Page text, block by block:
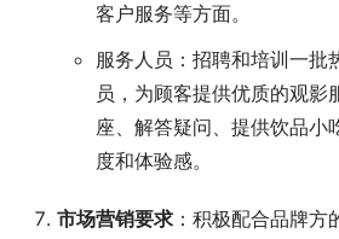
客户服务等方面。
服务人员：招聘和培训一批
员，为顾客提供优质的观影
座、解答疑问、提供饮品小
度和体验感。
市场营销要求 ：积极配合品牌